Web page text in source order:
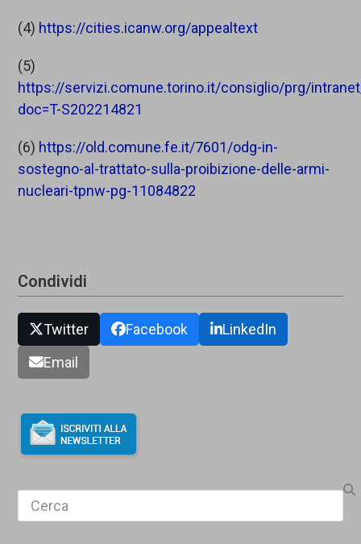
(4) https://cities.icanw.org/appealtext
(5)
https://servizi.comune.torino.it/consiglio/prg/
doc=T-S202214821
(6) https://old.comune.fe.it/7601/odg-in-
sostegno-al-trattato-sulla-proibizione-delle-armi-
nucleari-tpnw-pg-11084822
Condividi
Twitter Facebook
LinkedIn
Email
Search